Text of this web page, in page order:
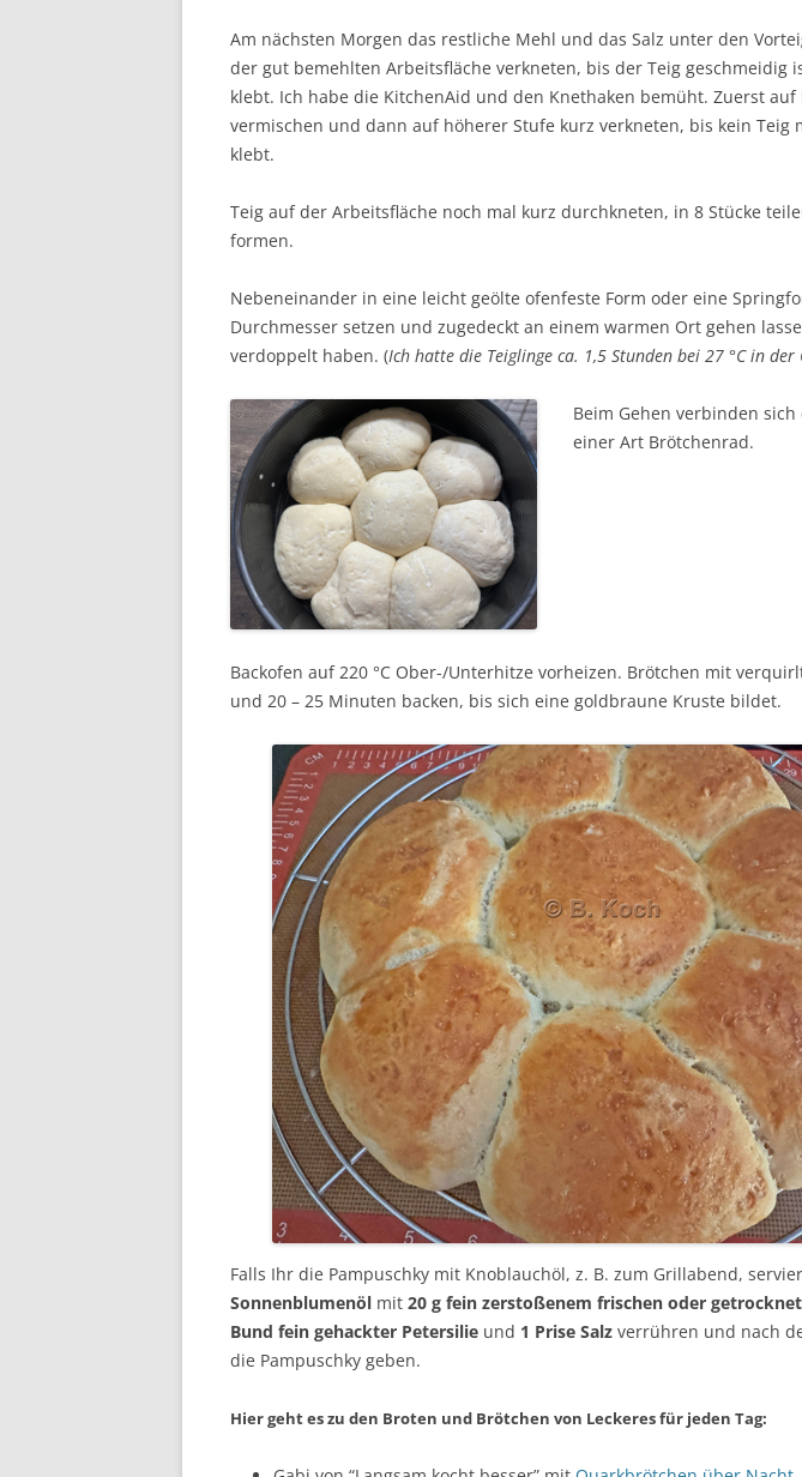
Am nächsten Morgen das restliche Mehl und das Salz unter den
der gut bemehlten Arbeitsfläche verkneten, bis der Teig geschmeidig
klebt. Ich habe die KitchenAid und den Knethaken bemüht. Zuerst auf
vermischen und dann auf höherer Stufe kurz verkneten, bis kein Teig
klebt.
Teig auf der Arbeitsfläche noch mal kurz durchkneten, in 8 Stücke
formen.
Nebeneinander in eine leicht geölte ofenfeste Form oder eine
Durchmesser setzen und zugedeckt an einem warmen Ort gehen
verdoppelt haben. (Ich hatte die Teiglinge ca. 1,5 Stunden bei 27 °C in der
Beim Gehen verbinden
einer Art Brötchenrad.
Backofen auf 220 °C Ober-/Unterhitze vorheizen. Brötchen mit
und 20 – 25 Minuten backen, bis sich eine goldbraune Kruste bildet.
Falls Ihr die Pampuschky mit Knoblauchöl, z. B. zum Grillabend,
Sonnenblumenöl mit 20 g fein zerstoßenem frischen oder
Bund fein gehackter Petersilie und 1 Prise Salz verrühren und nach
die Pampuschky geben.
Hier geht es zu den Broten und Brötchen von Leckeres für jeden Tag: